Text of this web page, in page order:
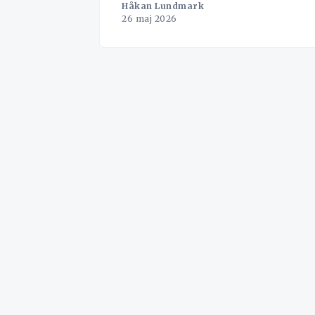
Håkan Lundmark
26 maj 2026